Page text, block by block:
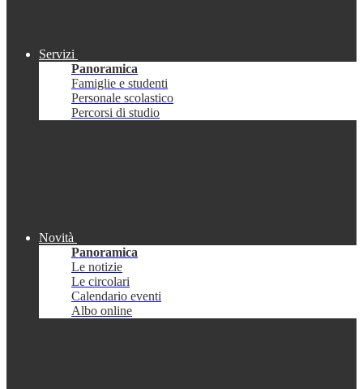
Servizi
Panoramica
Famiglie e studenti
Personale scolastico
Percorsi di studio
Novità
Panoramica
Le notizie
Le circolari
Calendario eventi
Albo online